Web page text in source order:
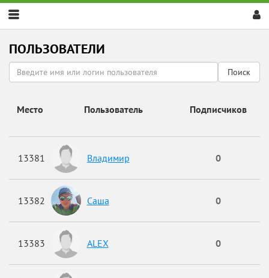
Скрыть
меню
ПОЛЬЗОВАТЕЛИ
Поиск
Место Пользователь Подписчиков
13381 Владимир 0
13382 Саша 0
13383 ALEX 0